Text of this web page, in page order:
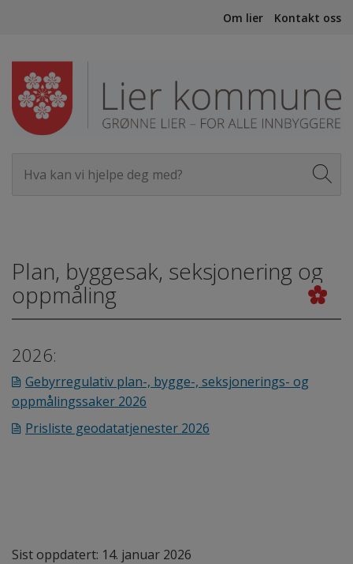
Om lier Kontakt oss
Plan, byggesak, seksjonering og
oppmåling
2026:
Gebyrregulativ plan-, bygge-, seksjonerings- og
oppmålingssaker 2026
Prisliste geodatatjenester 2026
Sist oppdatert: 14. januar 2026